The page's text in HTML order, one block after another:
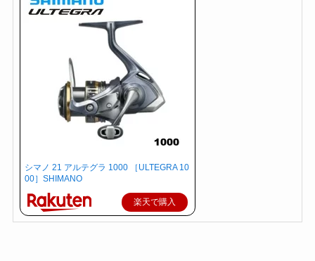
シマノ 21 アルテグラ 1000 ［ULTEGRA 10
00］SHIMANO
楽天で購入